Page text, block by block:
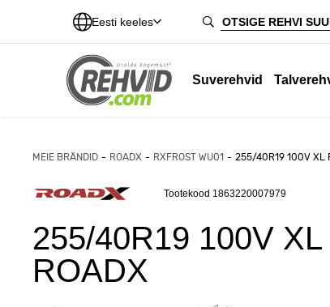
Eesti keeles
Suverehvid
MEIE BRÄNDID ROADX RXFROST WU01 255/40R19 100V XL
Tootekood 1863220007979
255/40R19 100V
ROADX